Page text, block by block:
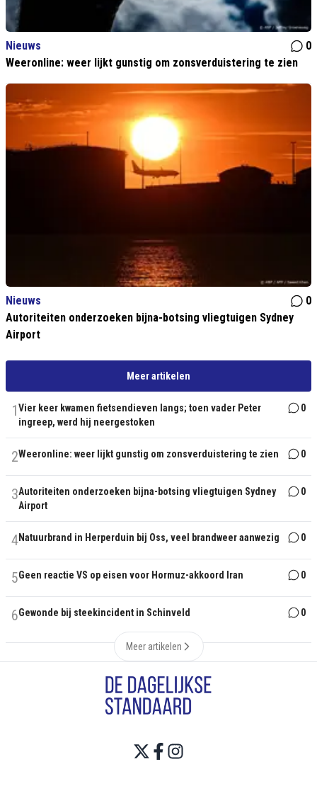
Nieuws
0
Weeronline: weer lijkt gunstig om zonsverduistering te zien
Nieuws
0
Autoriteiten onderzoeken bijna-botsing vliegtuigen Sydney
Airport
Meer artikelen
1Vier keer kwamen fietsendieven langs; toen vader Peter
ingreep, werd hij neergestoken
0
2Weeronline: weer lijkt gunstig om zonsverduistering te zien 0
3Autoriteiten onderzoeken bijna-botsing vliegtuigen Sydney
Airport
0
4Natuurbrand in Herperduin bij Oss, veel brandweer aanwezig 0
5Geen reactie VS op eisen voor Hormuz-akkoord Iran 0
6Gewonde bij steekincident in Schinveld 0
Meer artikelen